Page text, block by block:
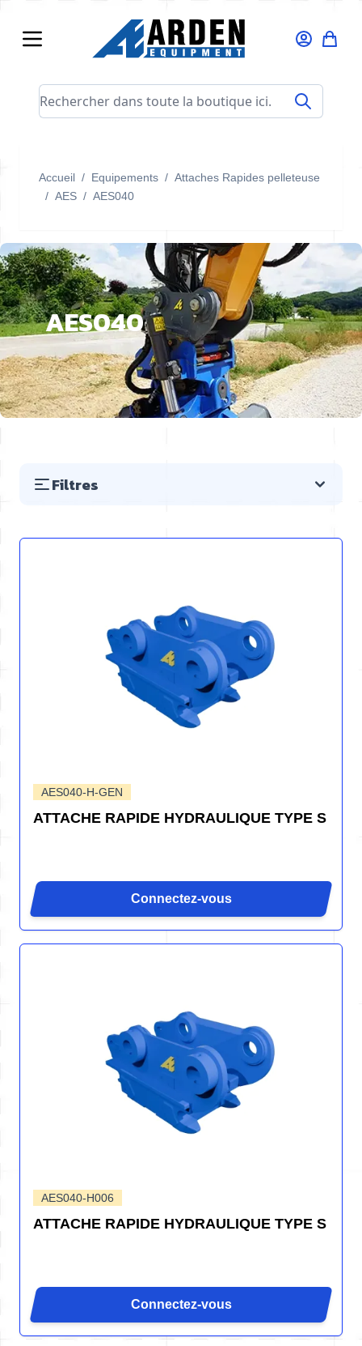
Rechercher dans toute la boutique ici...
Accueil / Equipements / Attaches Rapides pelleteuse
/ AES / AES040
AES040
Filtres
AES040-H-GEN
ATTACHE RAPIDE HYDRAULIQUE TYPE S
Connectez-vous
AES040-H006
ATTACHE RAPIDE HYDRAULIQUE TYPE S
Connectez-vous